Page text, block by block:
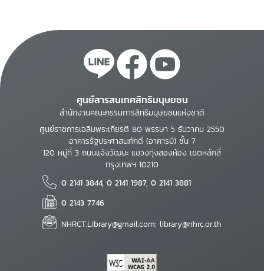
ศูนย์สารสนเทศสิทธิมนุษยชน
สำนักงานคณะกรรมการสิทธิมนุษยชนแห่งชาติ
ศูนย์ราชการเฉลิมพระเกียรติ 80 พรรษา 5 ธันวาคม 2550
อาคารรัฐประศาสนภักดี (อาคารบี) ชั้น 7
120 หมู่ที่ 3 ถนนแจ้งวัฒนะ แขวงทุ่งสองห้อง เขตหลักสี่
กรุงเทพฯ 10210
0 2141 3844, 0 2141 1987, 0 2141 3881
0 2143 7746
NHRCT.Library@gmail.com; library@nhrc.or.th